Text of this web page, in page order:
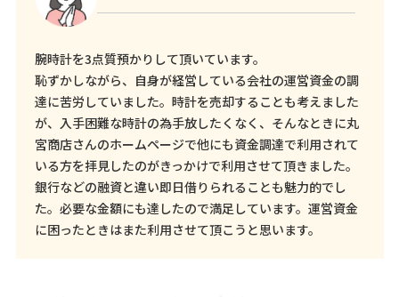
腕時計を3点質預かりして頂いています。
恥ずかしながら、自身が経営している会社の運営資金の調
達に苦労していました。時計を売却することも考えました
が、入手困難な時計の為手放したくなく、そんなときに丸
宮商店さんのホームページで他にも資金調達で利用されて
いる方を拝見したのがきっかけで利用させて頂きました。
銀行などの融資と違い即日借りられることも魅力的でし
た。必要な金額にも達したので満足しています。運営資金
に困ったときはまた利用させて頂こうと思います。